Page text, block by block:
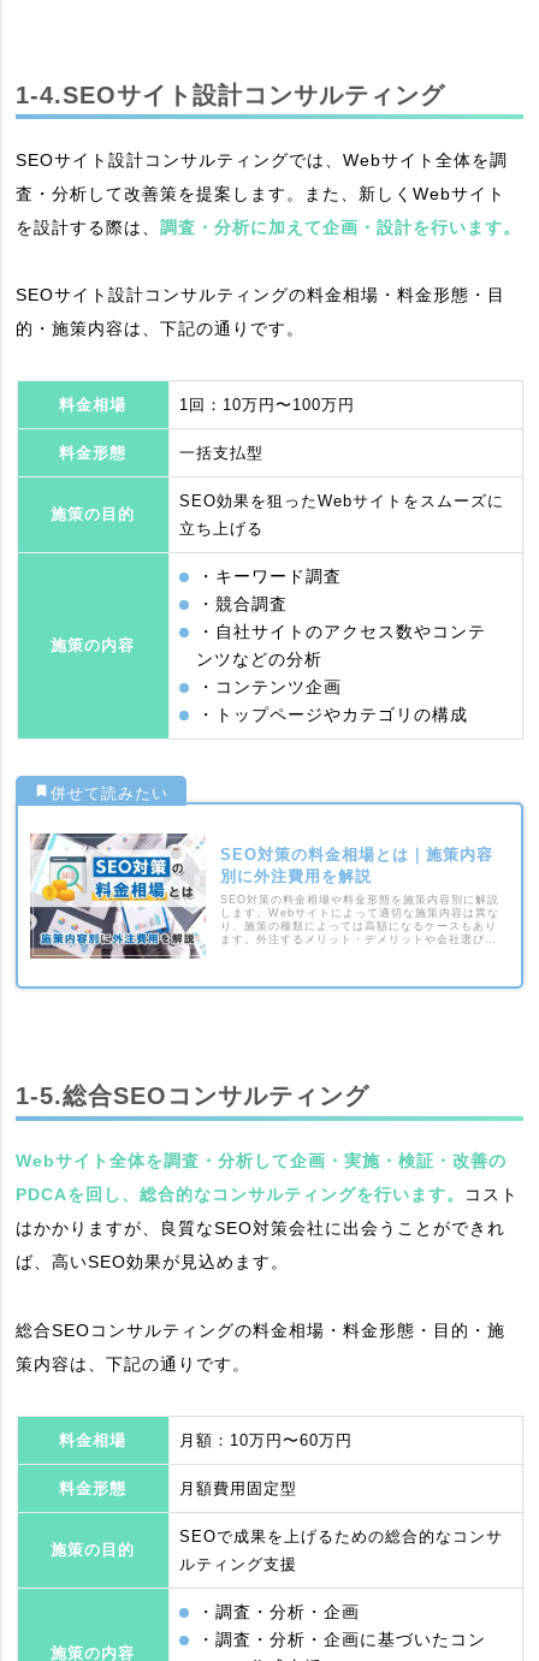
1-4.SEOサイト設計コンサルティング
SEOサイト設計コンサルティングでは、Webサイト全体を調
査・分析して改善策を提案します。また、新しくWebサイト
を設計する際は、調査・分析に加えて企画・設計を行います。
SEOサイト設計コンサルティングの料金相場・料金形態・目
的・施策内容は、下記の通りです。
料金相場 1回：10万円〜100万円
料金形態 一括支払型
施策の目的
SEO効果を狙ったWebサイトをスムーズに
立ち上げる
施策の内容
・キーワード調査
・競合調査
・自社サイトのアクセス数やコンテ
ンツなどの分析
・コンテンツ企画
・トップページやカテゴリの構成
SEO対策の料金相場とは｜施策内容
別に外注費用を解説
SEO対策の料金相場や料金形態を施策内容別に解説
します。Webサイトによって適切な施策内容は異な
り、施策の種類によっては高額になるケースもあり
ます。外注するメリット・デメリットや会社選びの
1-5.総合SEOコンサルティング
Webサイト全体を調査・分析して企画・実施・検証・改善の
PDCAを回し、総合的なコンサルティングを行います。
コスト
はかかりますが、良質なSEO対策会社に出会うことができれ
ば、高いSEO効果が見込めます。
総合SEOコンサルティングの料金相場・料金形態・目的・施
策内容は、下記の通りです。
料金相場 月額：10万円〜60万円
料金形態 月額費用固定型
施策の目的
SEOで成果を上げるための総合的なコンサ
ルティング支援
施策の内容
・調査・分析・企画
・調査・分析・企画に基づいたコン